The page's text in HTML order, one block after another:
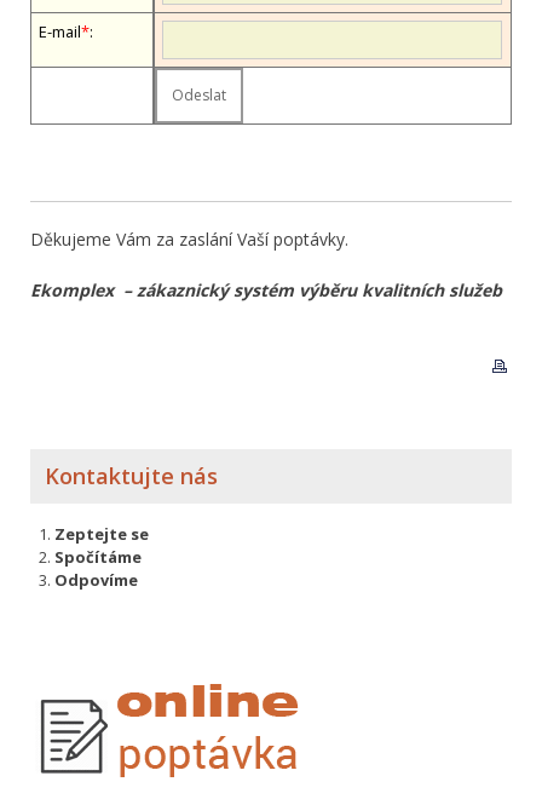
E-mail*:
Děkujeme Vám za zaslání Vaší poptávky.
Ekomplex – zákaznický systém výběru kvalitních služeb
Kontaktujte nás
Zeptejte se
Spočítáme
Odpovíme